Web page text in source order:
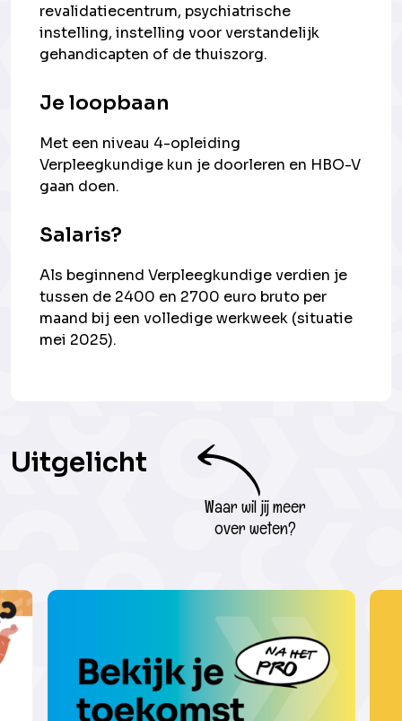
revalidatiecentrum, psychiatrische
instelling, instelling voor verstandelijk
gehandicapten of de thuiszorg.
Je loopbaan
Met een niveau 4-opleiding
Verpleegkundige kun je doorleren en HBO-V
gaan doen.
Salaris?
Als beginnend Verpleegkundige verdien je
tussen de 2400 en 2700 euro bruto per
maand bij een volledige werkweek (situatie
mei 2025).
Uitgelicht
Waar wil jij meer
over weten?